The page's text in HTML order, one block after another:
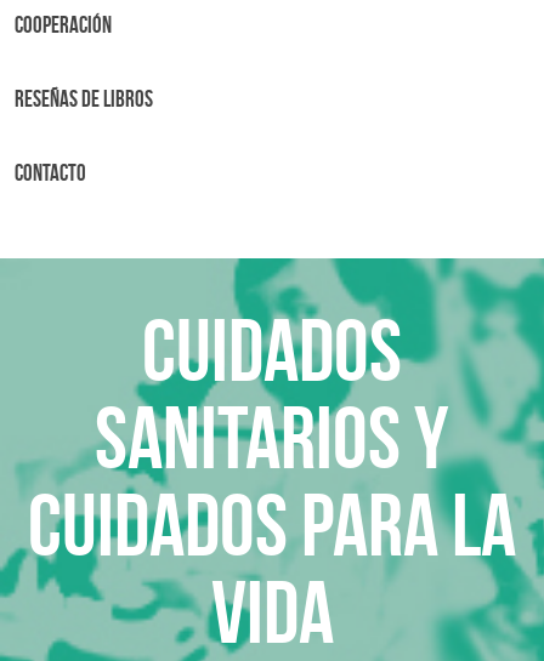
Cooperación
Reseñas de libros
Contacto
Cuidados
sanitarios y
cuidados para la
vida